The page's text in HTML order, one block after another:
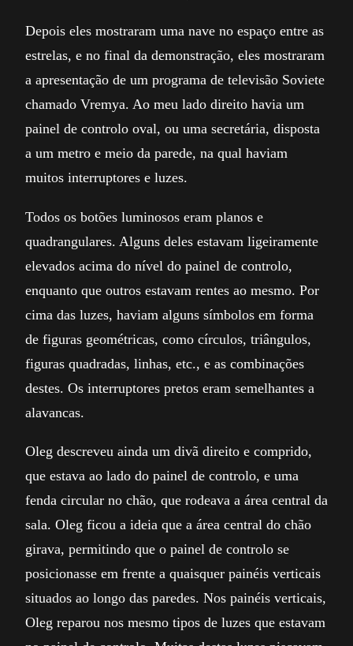
Depois eles mostraram uma nave no espaço entre as
estrelas, e no final da demonstração, eles mostraram
a apresentação de um programa de televisão Soviete
chamado Vremya. Ao meu lado direito havia um
painel de controlo oval, ou uma secretária, disposta
a um metro e meio da parede, na qual haviam
muitos interruptores e luzes.
Todos os botões luminosos eram planos e
quadrangulares. Alguns deles estavam ligeiramente
elevados acima do nível do painel de controlo,
enquanto que outros estavam rentes ao mesmo. Por
cima das luzes, haviam alguns símbolos em forma
de figuras geométricas, como círculos, triângulos,
figuras quadradas, linhas, etc., e as combinações
destes. Os interruptores pretos eram semelhantes a
alavancas.
Oleg descreveu ainda um divã direito e comprido,
que estava ao lado do painel de controlo, e uma
fenda circular no chão, que rodeava a área central da
sala. Oleg ficou a ideia que a área central do chão
girava, permitindo que o painel de controlo se
posicionasse em frente a quaisquer painéis verticais
situados ao longo das paredes. Nos painéis verticais,
Oleg reparou nos mesmo tipos de luzes que estavam